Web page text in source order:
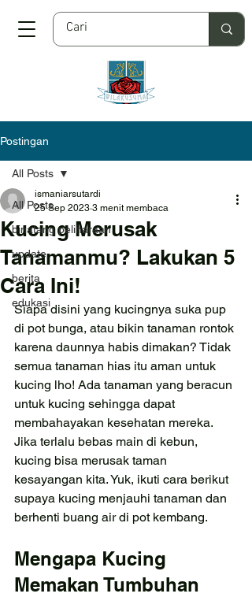
Postingan
All Posts
binatang peliharaan
update
berita
edukasi
All Posts
Kucing Merusak
Tanamanmu? Lakukan 5
Cara Ini!
ismaniarsutardi
25 Sep 2023 3 menit membaca
Siapa disini yang kucingnya suka pup
di pot bunga, atau bikin tanaman rontok
karena daunnya habis dimakan? Tidak
semua tanaman hias itu aman untuk
kucing lho! Ada tanaman yang beracun
untuk kucing sehingga dapat
membahayakan kesehatan mereka.
Jika terlalu bebas main di kebun,
kucing bisa merusak taman
kesayangan kita. Yuk, ikuti cara berikut
supaya kucing menjauhi tanaman dan
berhenti buang air di pot kembang.
Mengapa Kucing
Memakan Tumbuhan